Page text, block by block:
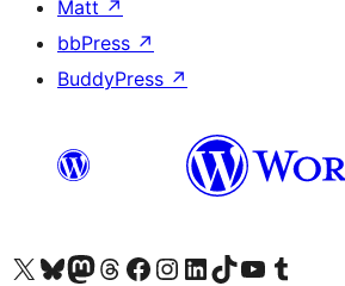
Matt ↗
bbPress ↗
BuddyPress ↗
Besøk vår konto på X Visit our Bluesky account
Besøk vår Mastodon-konto
Visit our Threads account
Besøk vår Facebook-sideBesøk vår Instagram-konto
Besøk vår LinkedIn-konto
Visit our TikTok account
Visit our YouTube channel
Visit our Tumblr